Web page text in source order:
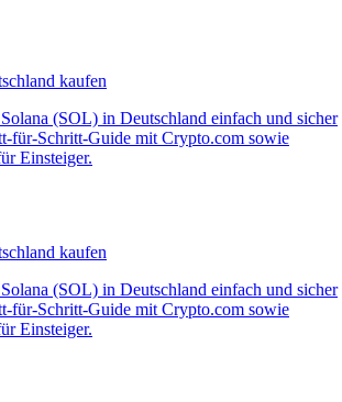
kaufen
(SOL) in Deutschland einfach und sicher
für-Schritt-Guide mit Crypto.com sowie
Einsteiger.
kaufen
(SOL) in Deutschland einfach und sicher
für-Schritt-Guide mit Crypto.com sowie
Einsteiger.